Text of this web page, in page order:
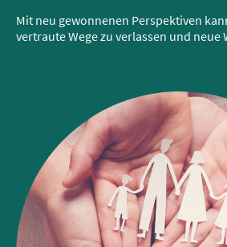
Mit neu gewonnenen Perspektiven
vertraute Wege zu verlassen und neue